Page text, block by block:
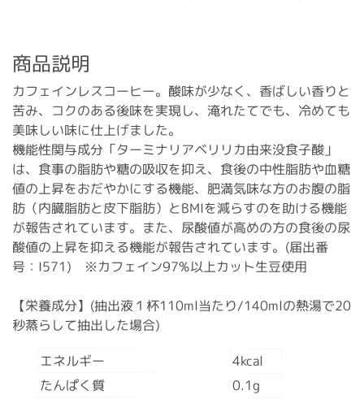
商品説明
カフェインレスコーヒー。酸味が少なく、香ばしい香りと
苦み、コクのある後味を実現し、淹れたてでも、冷めても
美味しい味に仕上げました。
機能性関与成分「ターミナリアベリリカ由来没食子酸」
は、食事の脂肪や糖の吸収を抑え、食後の中性脂肪や血糖
値の上昇をおだやかにする機能、肥満気味な方のお腹の脂
肪（内臓脂肪と皮下脂肪）とBMIを減らすのを助ける機能
が報告されています。また、尿酸値が高めの方の食後の尿
酸値の上昇を抑える機能が報告されています。(届出番
号：I571) ※カフェイン97%以上カット生豆使用
【栄養成分】(抽出液１杯110ml当たり/140mlの熱湯で20
秒蒸らして抽出した場合)
エネルギー 4kcal
たんぱく質 0.1g